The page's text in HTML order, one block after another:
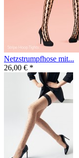
Netzstrumpfhose mit...
26,00 € *